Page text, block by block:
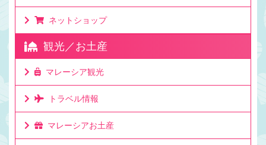
ネットショップ
観光／お土産
マレーシア観光
トラベル情報
マレーシアお土産